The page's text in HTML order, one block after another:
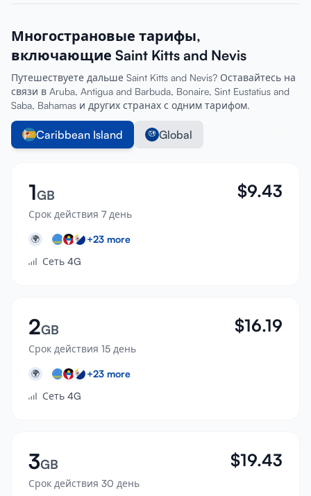
Многострановые тарифы,
включающие Saint Kitts and Nevis
Путешествуете дальше Saint Kitts and Nevis? Оставайтесь на
связи в Aruba, Antigua and Barbuda, Bonaire, Sint Eustatius and
Saba, Bahamas и других странах с одним тарифом.
Caribbean Island Global
1GB
Срок действия 7 день
$9.43
🌍 +23 more
Сеть 4G
2GB
Срок действия 15 день
$16.19
🌍 +23 more
Сеть 4G
3GB
Срок действия 30 день
$19.43